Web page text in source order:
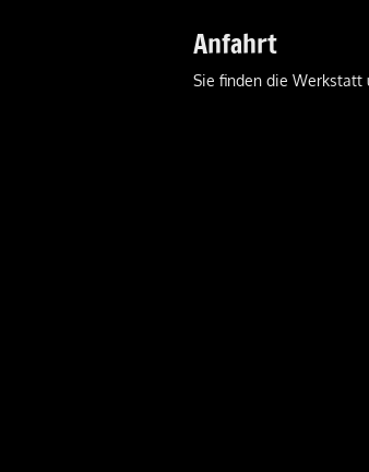
Anfahrt
Sie finden die Werkstatt